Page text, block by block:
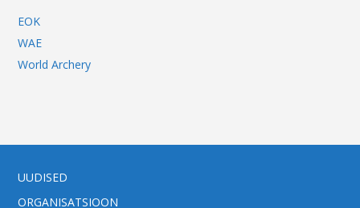
EOK
WAE
World Archery
UUDISED
ORGANISATSIOON